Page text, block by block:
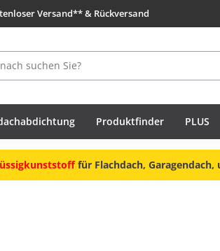
Versand** & Rückversand
Produktfinder PLUS
für Flachdach,